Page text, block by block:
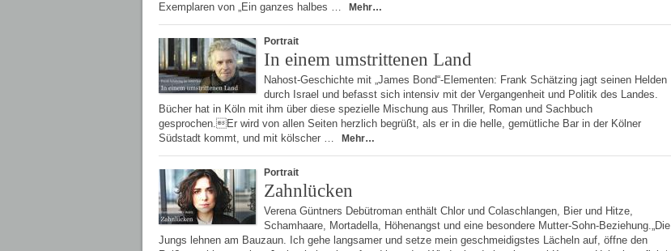
Exemplaren von „Ein ganzes halbes …
Mehr…
Portrait
In einem umstrittenen Land
Nahost-Geschichte mit „James Bond“-Elementen: Frank Schätzing jagt seinen Helden
durch Israel und befasst sich intensiv mit der Vergangenheit und Politik des Landes.
Bücher hat in Köln mit ihm über diese spezielle Mischung aus Thriller, Roman und Sachbuch
gesprochen.Er wird von allen Seiten herzlich begrüßt, als er in die helle, gemütliche Bar in der Kölner
Südstadt kommt, und mit kölscher …
Mehr…
Portrait
Zahnlücken
Verena Güntners Debütroman enthält Chlor und Colaschlangen, Bier und Hitze,
Schamhaare, Mortadella, Höhenangst und eine besondere Mutter-Sohn-Beziehung.„Die
Jungs lehnen am Bauzaun. Ich gehe langsamer und setze mein geschmeidigstes Lächeln auf, öffne den